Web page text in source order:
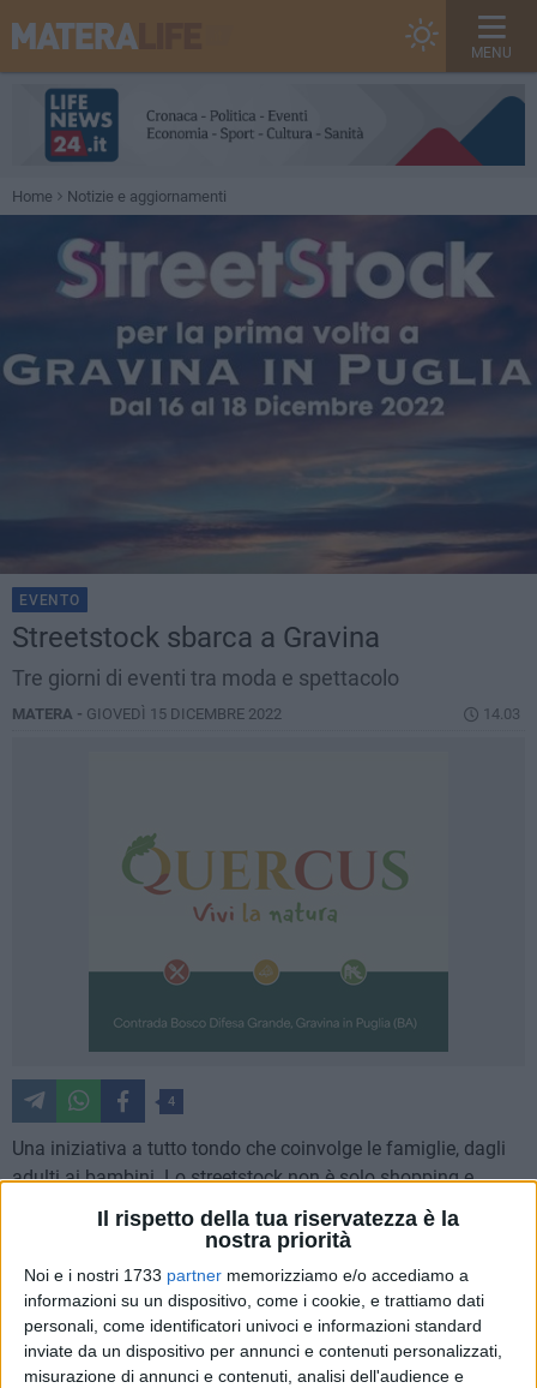
Il rispetto della tua riservatezza è la
nostra priorità
Noi e i nostri 1733 partner memorizziamo e/o accediamo a
informazioni su un dispositivo, come i cookie, e trattiamo dati
personali, come identificatori univoci e informazioni standard
inviate da un dispositivo per annunci e contenuti personalizzati,
misurazione di annunci e contenuti, analisi dell'audience e
MENU
Home Notizie e aggiornamenti
EVENTO
Streetstock sbarca a Gravina
Tre giorni di eventi tra moda e spettacolo
MATERA - GIOVEDÌ 15 DICEMBRE 2022 14.03
4
Una iniziativa a tutto tondo che coinvolge le famiglie, dagli
adulti ai bambini. Lo streetstock non è solo shopping e
occasioni per fare affari, portando a casa capi
d'abbigliamento, calzature, accessori di moda e anche pezzi
evento tra moda e spettacolo, tra attrazioni e divertimento
per grandi e piccini.
La manifestazione organizzata da Streetstock Italia sbarca